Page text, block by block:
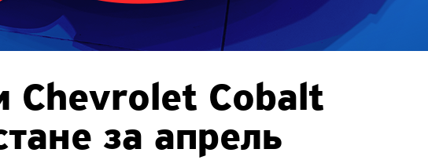
Chevrolet Cobalt
за апрель